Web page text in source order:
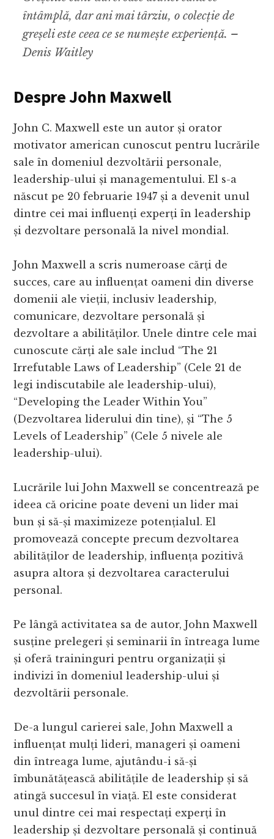
întâmplă, dar ani mai târziu, o colecție de
greșeli este ceea ce se numește experiență. –
Denis Waitley
Despre John Maxwell
John C. Maxwell este un autor și orator
motivator american cunoscut pentru lucrările
sale în domeniul dezvoltării personale,
leadership-ului și managementului. El s-a
născut pe 20 februarie 1947 și a devenit unul
dintre cei mai influenți experți în leadership
și dezvoltare personală la nivel mondial.
John Maxwell a scris numeroase cărți de
succes, care au influențat oameni din diverse
domenii ale vieții, inclusiv leadership,
comunicare, dezvoltare personală și
dezvoltare a abilităților. Unele dintre cele mai
cunoscute cărți ale sale includ “The 21
Irrefutable Laws of Leadership” (Cele 21 de
legi indiscutabile ale leadership-ului),
“Developing the Leader Within You”
(Dezvoltarea liderului din tine), și “The 5
Levels of Leadership” (Cele 5 nivele ale
leadership-ului).
Lucrările lui John Maxwell se concentrează pe
ideea că oricine poate deveni un lider mai
bun și să-și maximizeze potențialul. El
promovează concepte precum dezvoltarea
abilităților de leadership, influența pozitivă
asupra altora și dezvoltarea caracterului
personal.
Pe lângă activitatea sa de autor, John Maxwell
susține prelegeri și seminarii în întreaga lume
și oferă traininguri pentru organizații și
indivizi în domeniul leadership-ului și
dezvoltării personale.
De-a lungul carierei sale, John Maxwell a
influențat mulți lideri, manageri și oameni
din întreaga lume, ajutându-i să-și
îmbunătățească abilitățile de leadership și să
atingă succesul în viață. El este considerat
unul dintre cei mai respectați experți în
leadership și dezvoltare personală și continuă